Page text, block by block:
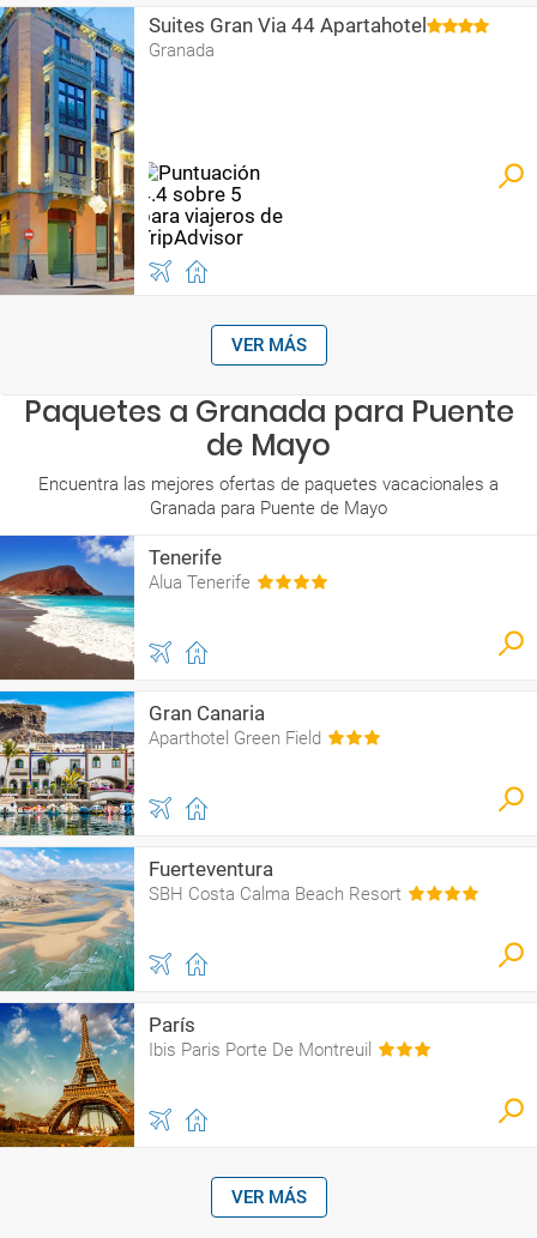
Suites Gran Via 44 Apartahotel
Granada
VER MÁS
Paquetes a Granada para Puente
de Mayo
Encuentra las mejores ofertas de paquetes vacacionales a
Granada para Puente de Mayo
Tenerife
Alua Tenerife
Gran Canaria
Aparthotel Green Field
Fuerteventura
SBH Costa Calma Beach Resort
París
Ibis Paris Porte De Montreuil
VER MÁS